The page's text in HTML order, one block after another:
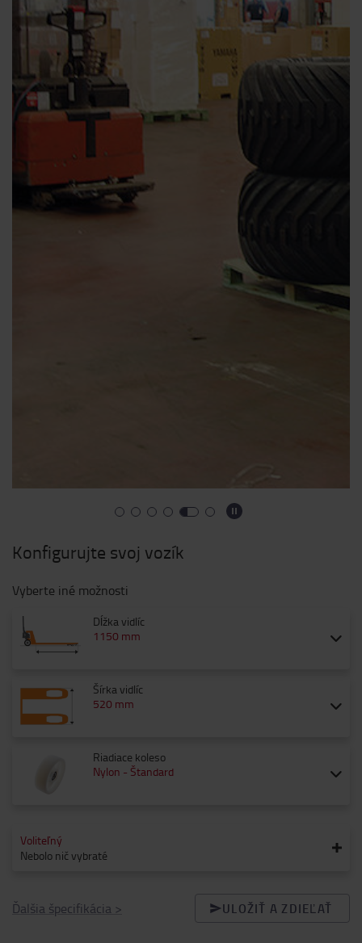
Konfigurujte svoj vozík
Vyberte iné možnosti
Dĺžka vidlíc
1150 mm
Šírka vidlíc
520 mm
Riadiace koleso
Nylon - Štandard
Voliteľný
Nebolo nič vybraté
Ďalšia špecifikácia > ULOŽIŤ A ZDIEĽAŤ